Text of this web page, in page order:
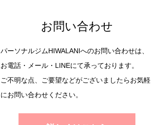
お問い合わせ
パーソナルジムHIWALANIへのお問い合わせは、
お電話・メール・LINEにて承っております。
ご不明な点、ご要望などがございましたらお気軽
にお問い合わせください。